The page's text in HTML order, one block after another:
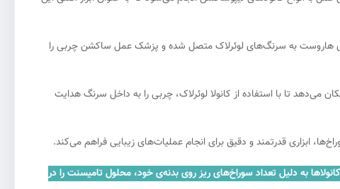
هاروست به سرنگ‌های لوئرلاک متصل شده و پزشک عمل ساکشن چربی را
تا با استفاده از کانولا لوئرلاک، چربی را به داخل سرنگ هدایت
ابزاری قدرتمند و دقیق برای انجام عملیات‌های زیبایی فراهم می‌کند.
به دلیل تعداد سوراخ‌های ریز روی بدنه‌ی خود، محلول تامیسنت را در